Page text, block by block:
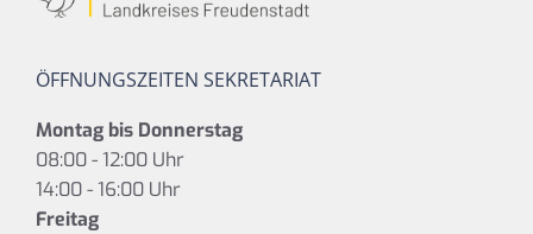
ÖFFNUNGSZEITEN SEKRETARIAT
Montag bis Donnerstag
08:00 - 12:00 Uhr
14:00 - 16:00 Uhr
Freitag